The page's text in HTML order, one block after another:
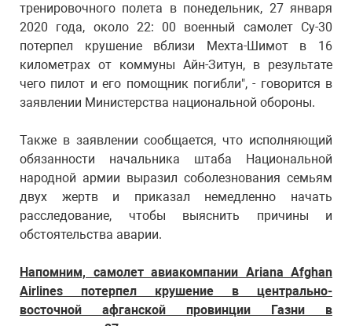
тренировочного полета в понедельник, 27 января
2020 года, около 22: 00 военный самолет Су-30
потерпел крушение вблизи Мехта-Шимот в 16
километрах от коммуны Айн-Зитун, в результате
чего пилот и его помощник погибли", - говорится в
заявлении Министерства национальной обороны.
Также в заявлении сообщается, что исполняющий
обязанности начальника штаба Национальной
народной армии выразил соболезнования семьям
двух жертв и приказал немедленно начать
расследование, чтобы выяснить причины и
обстоятельства аварии.
Напомним, самолет авиакомпании Ariana Afghan
Airlines потерпел крушение в центрально-
восточной афганской провинции Газни в